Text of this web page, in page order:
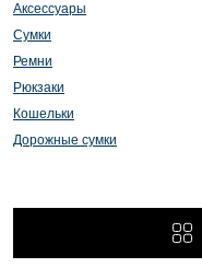
Аксессуары
Сумки
Ремни
Рюкзаки
Кошельки
Дорожные сумки